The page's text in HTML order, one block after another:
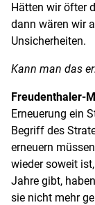
Hätten wir öfter
dann wären wir
Unsicherheiten.
Kann man das
Freudenthaler-
Erneuerung ein
Begriff des
erneuern
wieder soweit
Jahre gibt,
sie nicht mehr